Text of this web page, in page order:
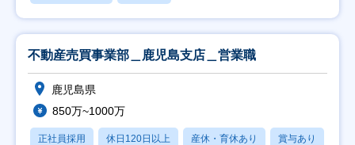
不動産売買事業部＿鹿児島支店＿営業職
鹿児島県
850万~1000万
正社員採用 休日120日以上 産休・育休あり 賞与あり